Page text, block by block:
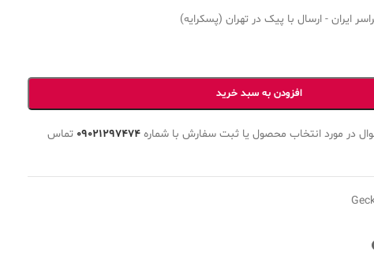
ایران - ارسال با پیک در تهران (پسکرایه)
افزودن به سبد خرید
در مورد انتخاب محصول یا ثبت سفارش با شماره 09021297474 تماس